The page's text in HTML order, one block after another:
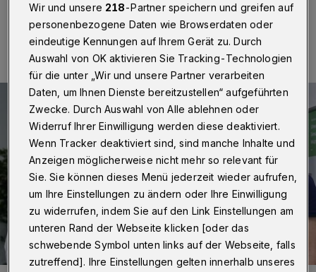
30.06.2018 , 11:29 Uhr 2 Minuten Lesezeit
Wir und unsere 218-Partner speichern und greifen auf
personenbezogene Daten wie Browserdaten oder
eindeutige Kennungen auf Ihrem Gerät zu. Durch
Auswahl von OK aktivieren Sie Tracking-Technologien
für die unter „Wir und unsere Partner verarbeiten
Daten, um Ihnen Dienste bereitzustellen“ aufgeführten
Zwecke. Durch Auswahl von Alle ablehnen oder
Widerruf Ihrer Einwilligung werden diese deaktiviert.
Wenn Tracker deaktiviert sind, sind manche Inhalte und
Anzeigen möglicherweise nicht mehr so relevant für
Sie. Sie können dieses Menü jederzeit wieder aufrufen,
um Ihre Einstellungen zu ändern oder Ihre Einwilligung
zu widerrufen, indem Sie auf den Link Einstellungen am
unteren Rand der Webseite klicken [oder das
schwebende Symbol unten links auf der Webseite, falls
zutreffend]. Ihre Einstellungen gelten innerhalb unseres